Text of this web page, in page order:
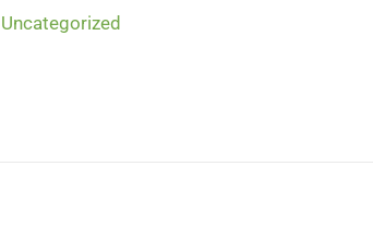
Uncategorized